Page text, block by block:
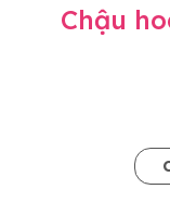
Chậu